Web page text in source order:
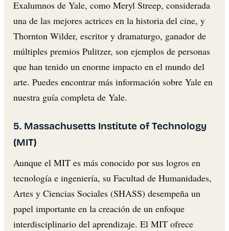
Exalumnos de Yale, como Meryl Streep, considerada
una de las mejores actrices en la historia del cine, y
Thornton Wilder, escritor y dramaturgo, ganador de
múltiples premios Pulitzer, son ejemplos de personas
que han tenido un enorme impacto en el mundo del
arte. Puedes encontrar más información sobre Yale en
nuestra guía completa de Yale.
5. Massachusetts Institute of Technology
(MIT)
Aunque el MIT es más conocido por sus logros en
tecnología e ingeniería, su Facultad de Humanidades,
Artes y Ciencias Sociales (SHASS) desempeña un
papel importante en la creación de un enfoque
interdisciplinario del aprendizaje. El MIT ofrece